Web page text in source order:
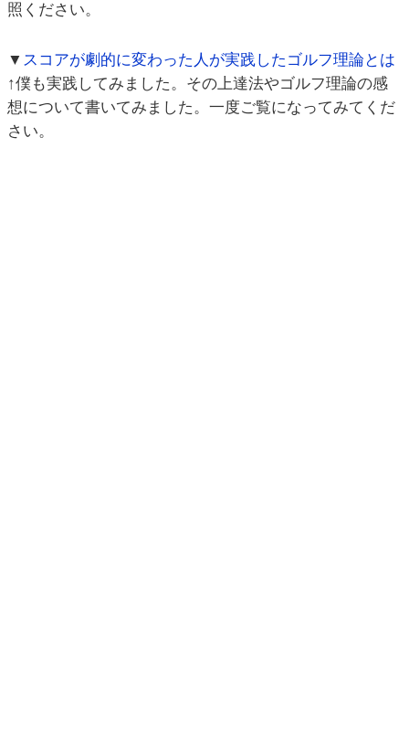
照ください。
▼ スコアが劇的に変わった人が実践したゴルフ理論とは
↑僕も実践してみました。その上達法やゴルフ理論の感
想について書いてみました。一度ご覧になってみてくだ
さい。